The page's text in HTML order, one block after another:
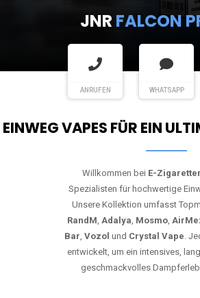
JNR FALCON
ANRUFEN WHATSAPP
EINWEG VAPES FÜR EIN
Willkommen bei E-
Spezialisten für hochwertige
Unsere Kollektion umfasst
RandM, Adalya, Mosmo,
Bar, Vozol und Crystal Vape.
entwickelt, um ein intensives,
geschmackvolles